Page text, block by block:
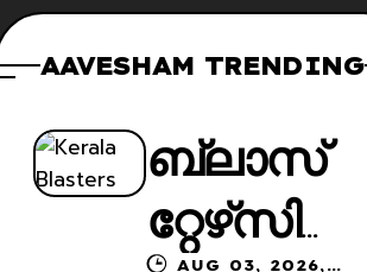
AAVESHAM TRENDING
ബ്ലാസ്‌
റ്റേഴ്‌സി
AUG 03, 2026,